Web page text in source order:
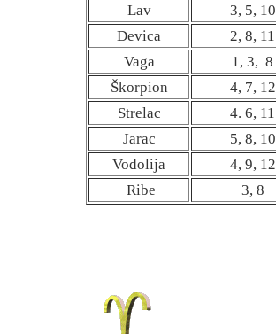
Lav
3, 5, 10
Devica
2, 8, 11
Vaga
1, 3, 8
Škorpion
4, 7, 12
Strelac
4. 6, 11
Jarac
5, 8, 10
Vodolija
4, 9, 12
Ribe
3, 8